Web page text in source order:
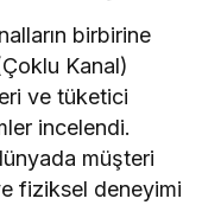
birbirine
Kanal)
ve tüketici
incelendi.
müşteri
fiziksel deneyimi